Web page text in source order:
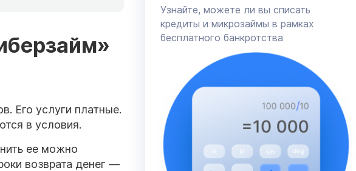
Его услуги платные.
в условия.
ее можно
возврата денег —
Узнайте, можете ли вы списать
кредиты и микрозаймы в рамках
бесплатного банкротства